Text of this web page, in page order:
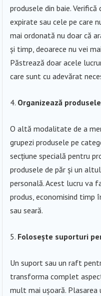
produsele din baie.
expirate sau cele pe care
mai ordonată nu doar că
și timp, deoarece nu vei
Păstrează doar acele
care sunt cu adevărat
Organizează
O altă modalitate de a
grupezi produsele pe
secțiune specială pentru
produsele de păr și un
personală. Acest lucru va
produs, economisind timp
sau seară.
Folosește suporturi
Un suport sau un raft
transforma complet
mult mai ușoară. Plasarea